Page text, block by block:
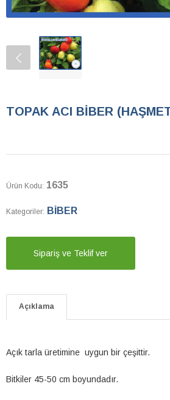
TOPAK ACI BİBER
Ürün Kodu: 1635
Kategoriler: BİBER
Sipariş ve Teklif ver
Açıklama
Açık tarla üretimine uygun bir çeşittir.
Bitkiler 45-50 cm boyundadır.